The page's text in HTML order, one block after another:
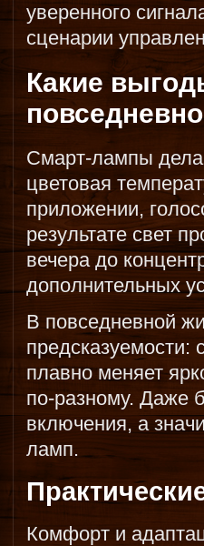
уверенного
сценарии
Какие
Смарт-лампы
цветовая
приложении,
результате свет
вечера до
дополнительных
В повседневной
предсказуемости:
плавно меняет
по-разному. Даже
включения, а
ламп.
Комфорт и